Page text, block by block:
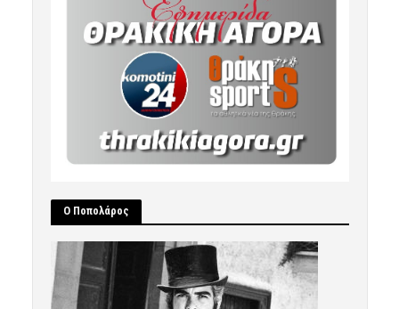
Ο Ποπολάρος